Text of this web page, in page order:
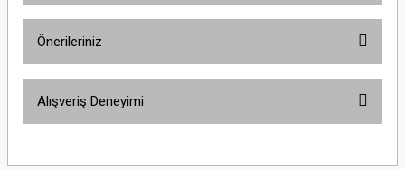
Önerileriniz
yetersiz gördüğünüz noktaları öneri formunu kullanarak tarafımıza
Alışveriş Deneyimi